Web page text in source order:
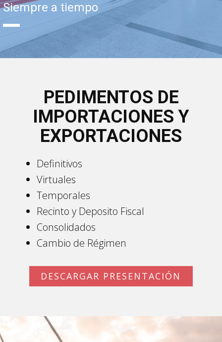
Siempre a tiempo
PEDIMENTOS DE
IMPORTACIONES Y
EXPORTACIONES
Definitivos
Virtuales
Temporales
Recinto y Deposito Fiscal
Consolidados
Cambio de Régimen
DESCARGAR PRESENTACIÓN